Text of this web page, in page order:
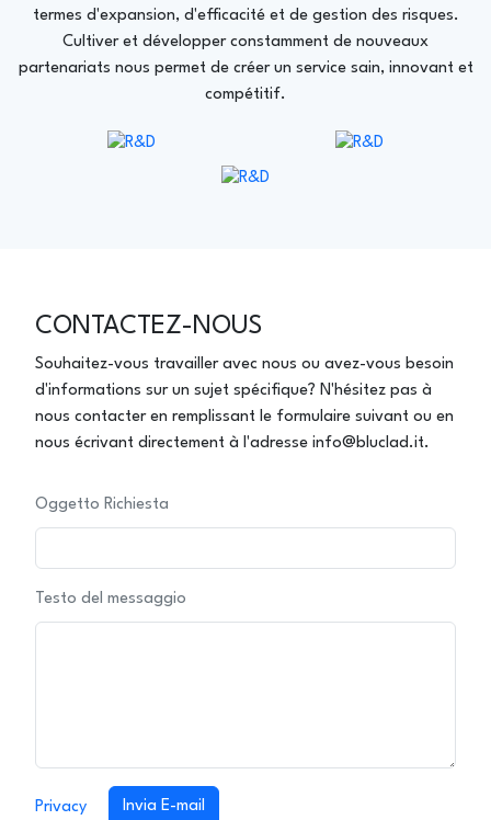
termes d'expansion, d'efficacité et de gestion des risques.
Cultiver et développer constamment de nouveaux
partenariats nous permet de créer un service sain, innovant et
compétitif.
CONTACTEZ-NOUS
Souhaitez-vous travailler avec nous ou avez-vous besoin
d'informations sur un sujet spécifique? N'hésitez pas à
nous contacter en remplissant le formulaire suivant ou en
nous écrivant directement à l'adresse info@bluclad.it.
Oggetto Richiesta
Testo del messaggio
Privacy Invia E-mail